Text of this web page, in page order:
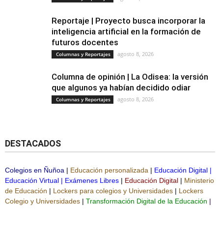
Reportaje | Proyecto busca incorporar la
inteligencia artificial en la formación de
futuros docentes
Columnas y Reportajes agosto 8, 2026
Columna de opinión | La Odisea: la versión
que algunos ya habían decidido odiar
Columnas y Reportajes agosto 8, 2026
DESTACADOS
Colegios en Ñuñoa | Educación personalizada | Educación Digital |
Educación Virtual | Exámenes Libres | Educación Digital | Ministerio
de Educación | Lockers para colegios y Universidades | Lockers
Colegio y Universidades | Transformación Digital de la Educación |